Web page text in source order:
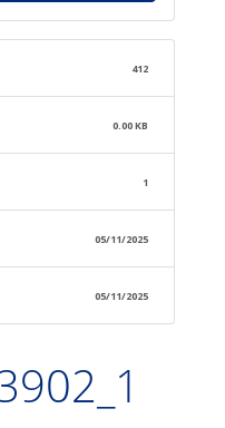
412
0.00 KB
1
05/11/2025
05/11/2025